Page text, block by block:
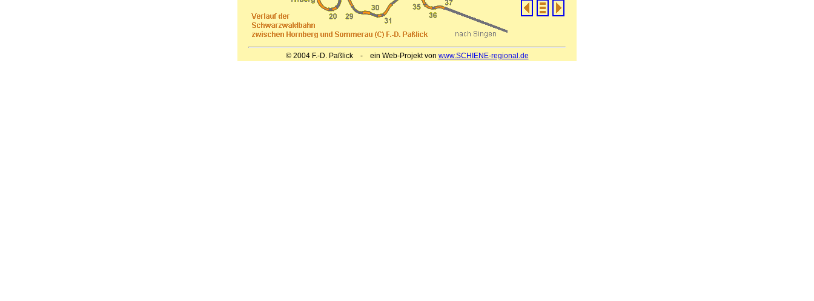
© 2004 F.-D. Paßlick - ein Web-Projekt von www.SCHIENE-regional.de